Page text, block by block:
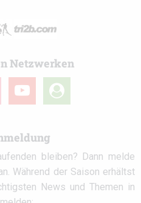
Netzwerken
youtube
user-
circle
bleiben? Dann melde
Während der Saison erhältst
News und Themen in